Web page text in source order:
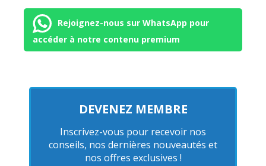
Rejoignez-nous sur WhatsApp pour
accéder à notre contenu premium
DEVENEZ MEMBRE
Inscrivez-vous pour recevoir nos
conseils, nos dernières nouveautés et
nos offres exclusives !